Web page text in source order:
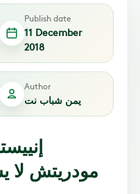
Publish date
11 December
2018
Author
يمن شباب نت
مودريتش لا